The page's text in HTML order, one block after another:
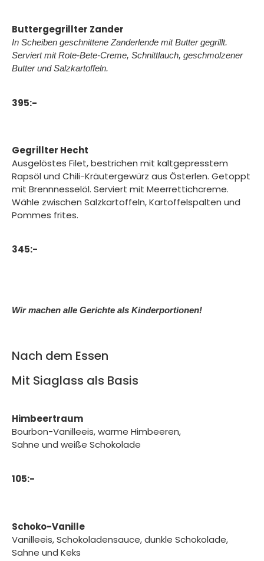
Buttergegrillter Zander
In Scheiben geschnittene Zanderlende mit Butter gegrillt.
Serviert mit Rote-Bete-Creme, Schnittlauch, geschmolzener
Butter und Salzkartoffeln.
395:-
Gegrillter Hecht
Ausgelöstes Filet, bestrichen mit kaltgepresstem
Rapsöl und Chili-Kräutergewürz aus Österlen. Getoppt
mit Brennnesselöl. Serviert mit Meerrettichcreme.
Wähle zwischen Salzkartoffeln, Kartoffelspalten und
Pommes frites.
345:-
Wir machen alle Gerichte als Kinderportionen!
Nach dem Essen
Mit Siaglass als Basis
Himbeertraum
Bourbon-Vanilleeis, warme Himbeeren,
Sahne und weiße Schokolade
105:-
Schoko-Vanille
Vanilleeis, Schokoladensauce, dunkle Schokolade,
Sahne und Keks